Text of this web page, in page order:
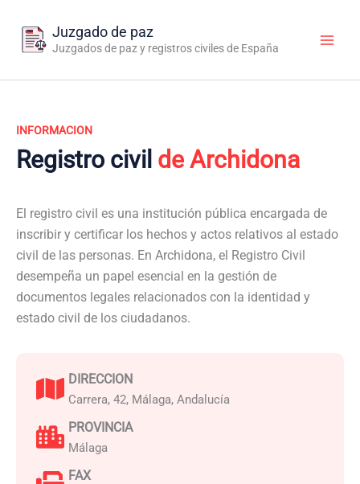
contenido
Juzgado de paz
Juzgados de paz y registros civiles de España
INFORMACION
Registro civil de Archidona
El registro civil es una institución pública encargada de
inscribir y certificar los hechos y actos relativos al estado
civil de las personas. En Archidona, el Registro Civil
desempeña un papel esencial en la gestión de
documentos legales relacionados con la identidad y
estado civil de los ciudadanos.
DIRECCION
Carrera, 42, Málaga, Andalucía
PROVINCIA
Málaga
FAX